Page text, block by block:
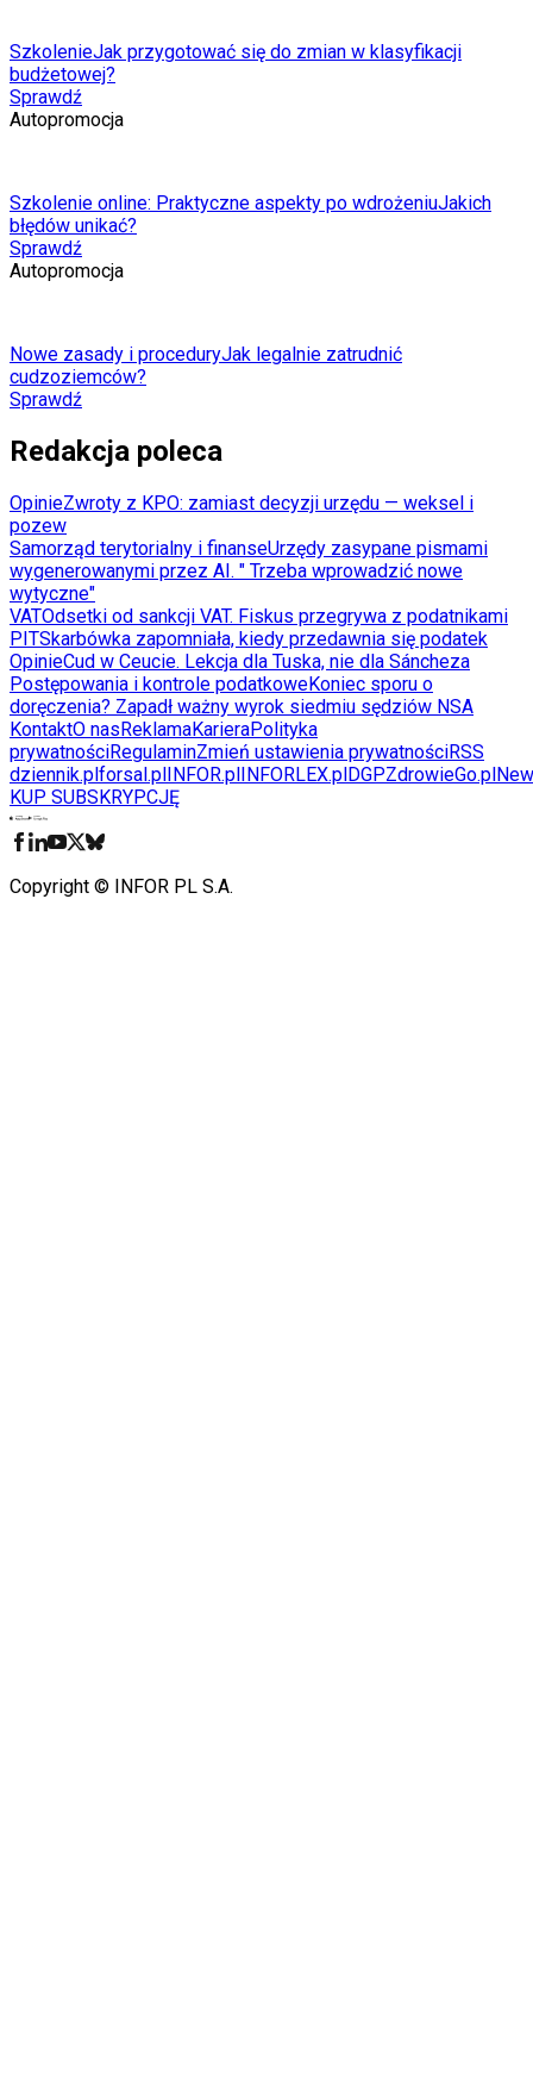
SzkolenieJak przygotować się do zmian w klasyfikacji
budżetowej?
Sprawdź
Autopromocja
Szkolenie online: Praktyczne aspekty po wdrożeniuJakich
błędów unikać?
Sprawdź
Autopromocja
Nowe zasady i proceduryJak legalnie zatrudnić
cudzoziemców?
Sprawdź
Redakcja poleca
OpinieZwroty z KPO: zamiast decyzji urzędu — weksel i
pozew
Samorząd terytorialny i finanseUrzędy zasypane pismami
wygenerowanymi przez AI. " Trzeba wprowadzić nowe
wytyczne"
VATOdsetki od sankcji VAT. Fiskus przegrywa z podatnikami
PITSkarbówka zapomniała, kiedy przedawnia się podatek
OpinieCud w Ceucie. Lekcja dla Tuska, nie dla Sáncheza
Postępowania i kontrole podatkoweKoniec sporu o
doręczenia? Zapadł ważny wyrok siedmiu sędziów NSA
KontaktO nasReklamaKarieraPolityka
prywatnościRegulaminZmień ustawienia prywatnościRSS
dziennik.plforsal.plINFOR.plINFORLEX.plDGPZdrowieGo.pl
KUP SUBSKRYPCJĘ
Copyright © INFOR PL S.A.